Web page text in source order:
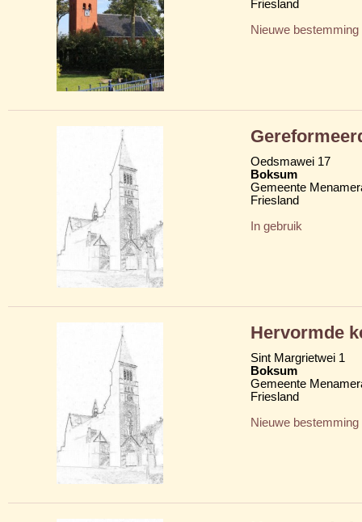
Friesland
Nieuwe bestemming
Oedsmawei 17
Boksum
Gemeente
Friesland
In gebruik
Hervormde
Sint Margrietwei 1
Boksum
Gemeente
Friesland
Nieuwe bestemming